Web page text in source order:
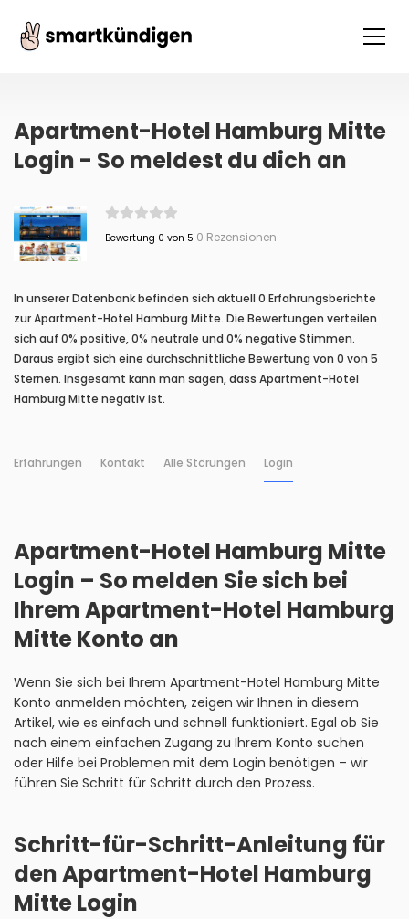
Apartment-Hotel Hamburg Mitte
Login - So meldest du dich an
Bewertung 0 von 5 0 Rezensionen
In unserer Datenbank befinden sich aktuell 0 Erfahrungsberichte
zur Apartment-Hotel Hamburg Mitte. Die Bewertungen verteilen
sich auf 0% positive, 0% neutrale und 0% negative Stimmen.
Daraus ergibt sich eine durchschnittliche Bewertung von 0 von 5
Sternen. Insgesamt kann man sagen, dass Apartment-Hotel
Hamburg Mitte negativ ist.
Erfahrungen Kontakt Alle Störungen Login
Apartment-Hotel Hamburg Mitte
Login – So melden Sie sich bei
Ihrem Apartment-Hotel Hamburg
Mitte Konto an
Wenn Sie sich bei Ihrem Apartment-Hotel Hamburg Mitte
Konto anmelden möchten, zeigen wir Ihnen in diesem
Artikel, wie es einfach und schnell funktioniert. Egal ob Sie
nach einem einfachen Zugang zu Ihrem Konto suchen
oder Hilfe bei Problemen mit dem Login benötigen – wir
führen Sie Schritt für Schritt durch den Prozess.
Schritt-für-Schritt-Anleitung für
den Apartment-Hotel Hamburg
Mitte Login